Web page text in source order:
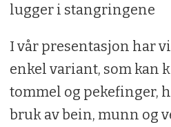
lugger i stangringene
I vår presentasjon har
enkel variant, som kan
tommel og pekefinger,
bruk av bein, munn og